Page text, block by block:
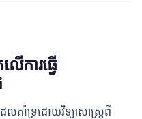
ើការធ្វើ
លគាំទ្រដោយវិទ្យាសាស្ត្រពី